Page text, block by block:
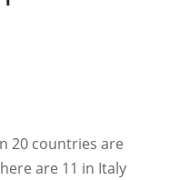
20 countries are
are 11 in Italy